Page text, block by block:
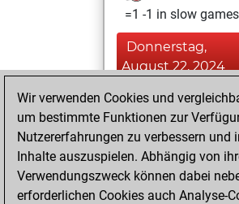
=1 -1 in slow games
Donnerstag,
August 22, 2024
You achieved
BeautyScore of 31
Fritz
achieved a new Elo
of 1582
Wir verwenden Cookies und
um bestimmte Funktionen zur
Nutzererfahrungen zu verbessern und
Inhalte auszuspielen. Abhängig von
Verwendungszweck können dabei
erforderlichen Cookies auch Analyse-